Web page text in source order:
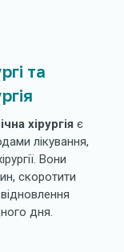
та
хірургія є
лікування,
Вони
скоротити
дня.